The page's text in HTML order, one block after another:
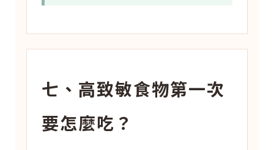
七、高致敏食物第一次
要怎麼吃？